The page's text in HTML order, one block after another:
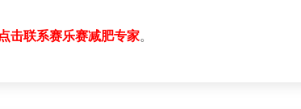
点击联系赛乐赛减肥专家。